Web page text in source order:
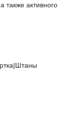
также активного